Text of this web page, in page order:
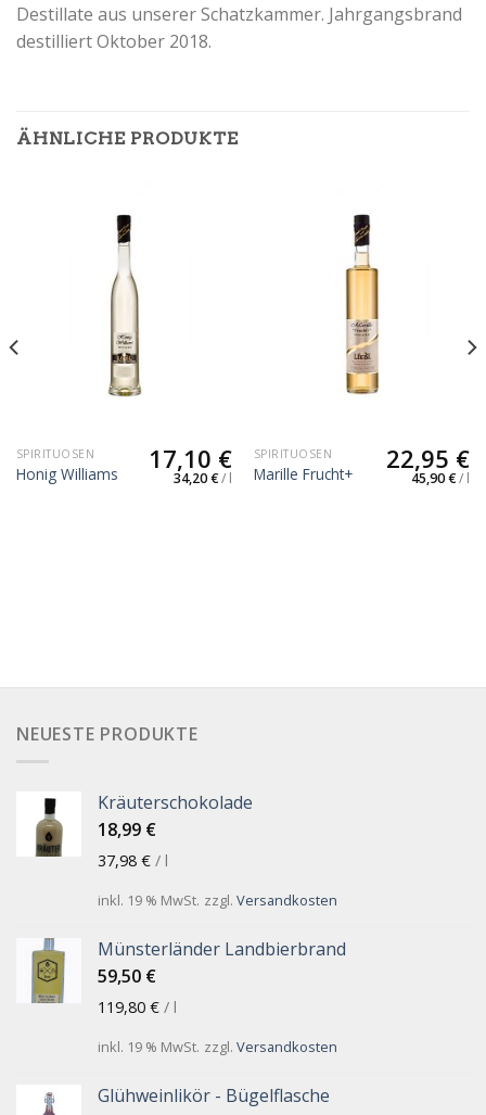
Destillate aus unserer Schatzkammer. Jahrgangsbrand
destilliert Oktober 2018.
ÄHNLICHE PRODUKTE
SPIRITUOSEN
Honig Williams 17,10 €
34,20€/l
SPIRITUOSEN
Marille Frucht+ 22,95 €
45,90€/l
NEUESTE PRODUKTE
Kräuterschokolade
18,99 €
37,98 € / l
inkl. 19 % MwSt. zzgl. Versandkosten
Münsterländer Landbierbrand
59,50 €
119,80 € / l
inkl. 19 % MwSt. zzgl. Versandkosten
Glühweinlikör - Bügelflasche